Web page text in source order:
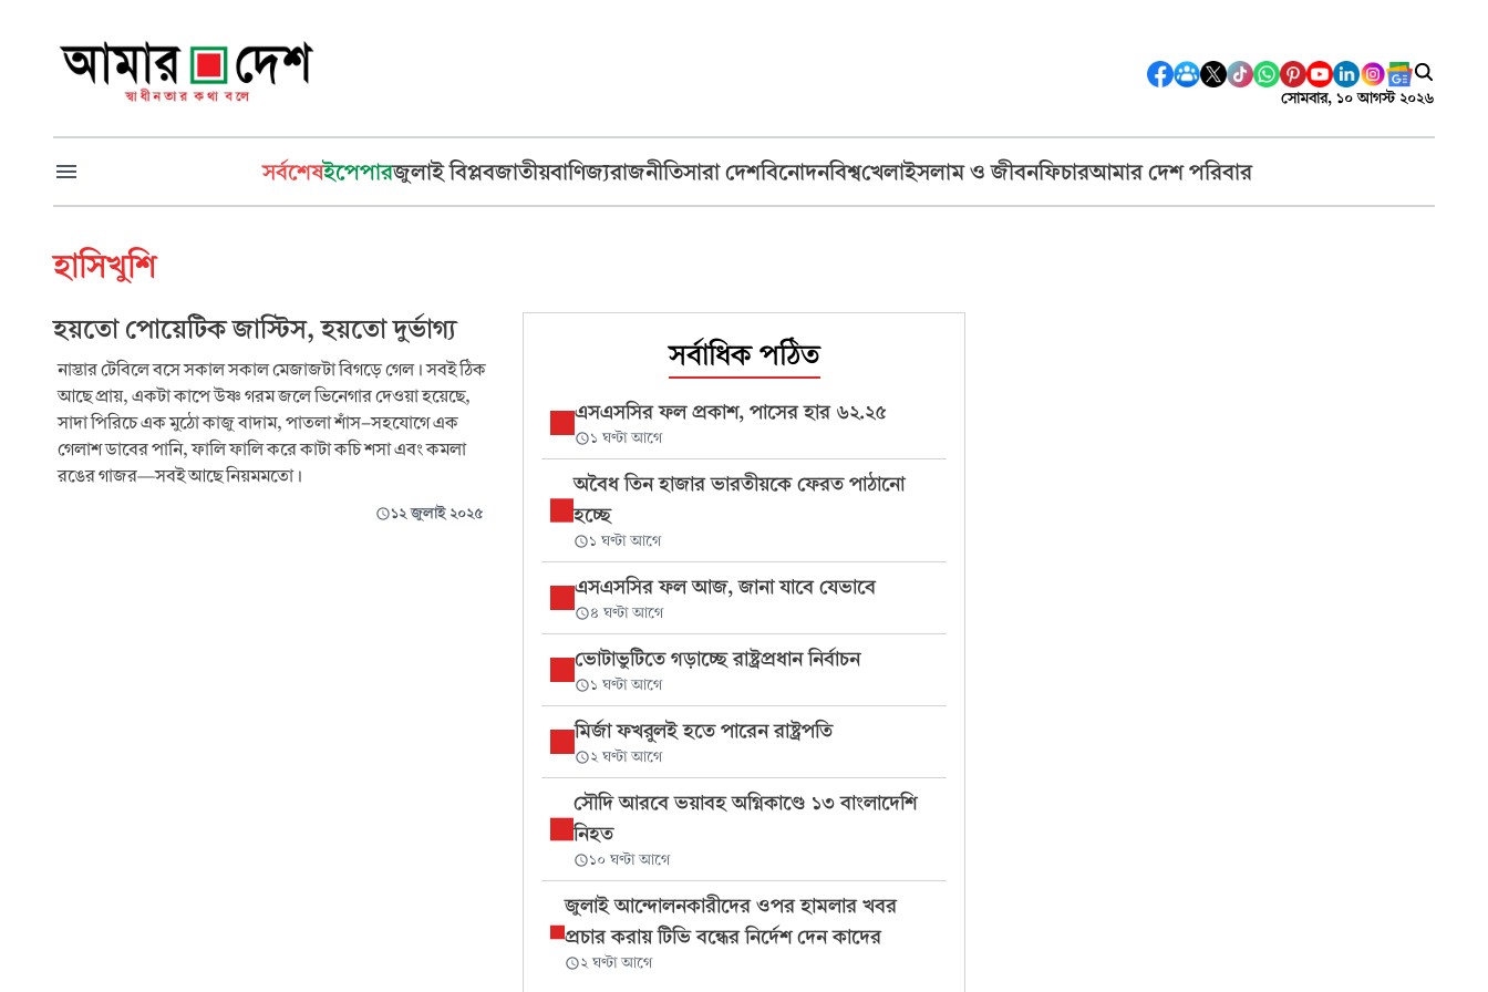
সোমবার, ১০ আগস্ট ২০২৬
সর্বশেষইপেপারজুলাই বিপ্লবজাতীয়বাণিজ্যরাজনীতিসারা দেশবিনোদনবিশ্বখেলাইসলাম ও জীবনফিচারআমার দেশ পরিবার
হাসিখুশি
হয়তো পোয়েটিক জাস্টিস, হয়তো দুর্ভাগ্য
নাস্তার টেবিলে বসে সকাল সকাল মেজাজটা বিগড়ে গেল। সবই ঠিক
আছে প্রায়, একটা কাপে উষ্ণ গরম জলে ভিনেগার দেওয়া হয়েছে,
সাদা পিরিচে এক মুঠো কাজু বাদাম, পাতলা শাঁস-সহযোগে এক
গেলাশ ডাবের পানি, ফালি ফালি করে কাটা কচি শসা এবং কমলা
রঙের গাজর—সবই আছে নিয়মমতো।
১২ জুলাই ২০২৫
সর্বাধিক পঠিত
এসএসসির ফল প্রকাশ, পাসের হার ৬২.২৫
১ ঘণ্টা আগে
অবৈধ তিন হাজার ভারতীয়কে ফেরত পাঠানো
হচ্ছে
১ ঘণ্টা আগে
এসএসসির ফল আজ, জানা যাবে যেভাবে
৪ ঘণ্টা আগে
ভোটাভুটিতে গড়াচ্ছে রাষ্ট্রপ্রধান নির্বাচন
১ ঘণ্টা আগে
মির্জা ফখরুলই হতে পারেন রাষ্ট্রপতি
২ ঘণ্টা আগে
সৌদি আরবে ভয়াবহ অগ্নিকাণ্ডে ১৩ বাংলাদেশি
নিহত
১০ ঘণ্টা আগে
জুলাই আন্দোলনকারীদের ওপর হামলার খবর
প্রচার করায় টিভি বন্ধের নির্দেশ দেন কাদের
২ ঘণ্টা আগে